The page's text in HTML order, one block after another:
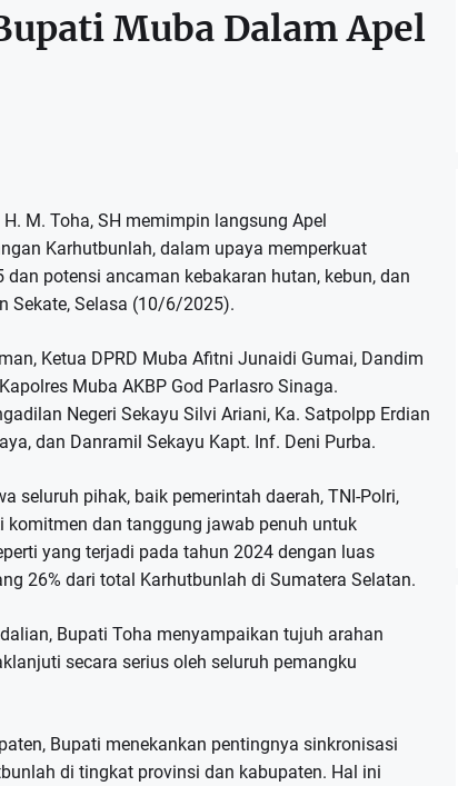
Muba Dalam Apel
M. Toha, SH memimpin langsung Apel
Karhutbunlah, dalam upaya memperkuat
potensi ancaman kebakaran hutan, kebun, dan
Sekate, Selasa (10/6/2025).
Ketua DPRD Muba Afitni Junaidi Gumai, Dandim
Muba AKBP God Parlasro Sinaga.
Negeri Sekayu Silvi Ariani, Ka. Satpolpp Erdian
dan Danramil Sekayu Kapt. Inf. Deni Purba.
seluruh pihak, baik pemerintah daerah, TNI-Polri,
komitmen dan tanggung jawab penuh untuk
yang terjadi pada tahun 2024 dengan luas
26% dari total Karhutbunlah di Sumatera Selatan.
Bupati Toha menyampaikan tujuh arahan
secara serius oleh seluruh pemangku
Bupati menekankan pentingnya sinkronisasi
di tingkat provinsi dan kabupaten. Hal ini